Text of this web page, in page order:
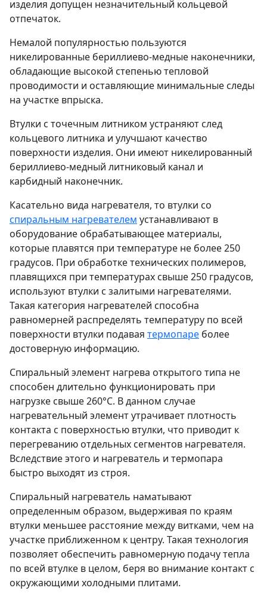
изделия допущен незначительный кольцевой
отпечаток.
Немалой популярностью пользуются
никелированные бериллиево-медные наконечники,
обладающие высокой степенью тепловой
проводимости и оставляющие минимальные следы
на участке впрыска.
Втулки с точечным литником устраняют след
кольцевого литника и улучшают качество
поверхности изделия. Они имеют никелированный
бериллиево-медный литниковый канал и
карбидный наконечник.
Касательно вида нагревателя, то втулки со
спиральным нагревателем устанавливают в
оборудование обрабатывающее материалы,
которые плавятся при температуре не более 250
градусов. При обработке технических полимеров,
плавящихся при температурах свыше 250 градусов,
используют втулки с залитыми нагревателями.
Такая категория нагревателей способна
равномерней распределять температуру по всей
поверхности втулки подавая термопаре более
достоверную информацию.
Спиральный элемент нагрева открытого типа не
способен длительно функционировать при
нагрузке свыше 260°С. В данном случае
нагревательный элемент утрачивает плотность
контакта с поверхностью втулки, что приводит к
перегреванию отдельных сегментов нагревателя.
Вследствие этого и нагреватель и термопара
быстро выходят из строя.
Спиральный нагреватель наматывают
определенным образом, выдерживая по краям
втулки меньшее расстояние между витками, чем на
участке приближенном к центру. Такая технология
позволяет обеспечить равномерную подачу тепла
по всей втулке в целом, беря во внимание контакт с
окружающими холодными плитами.